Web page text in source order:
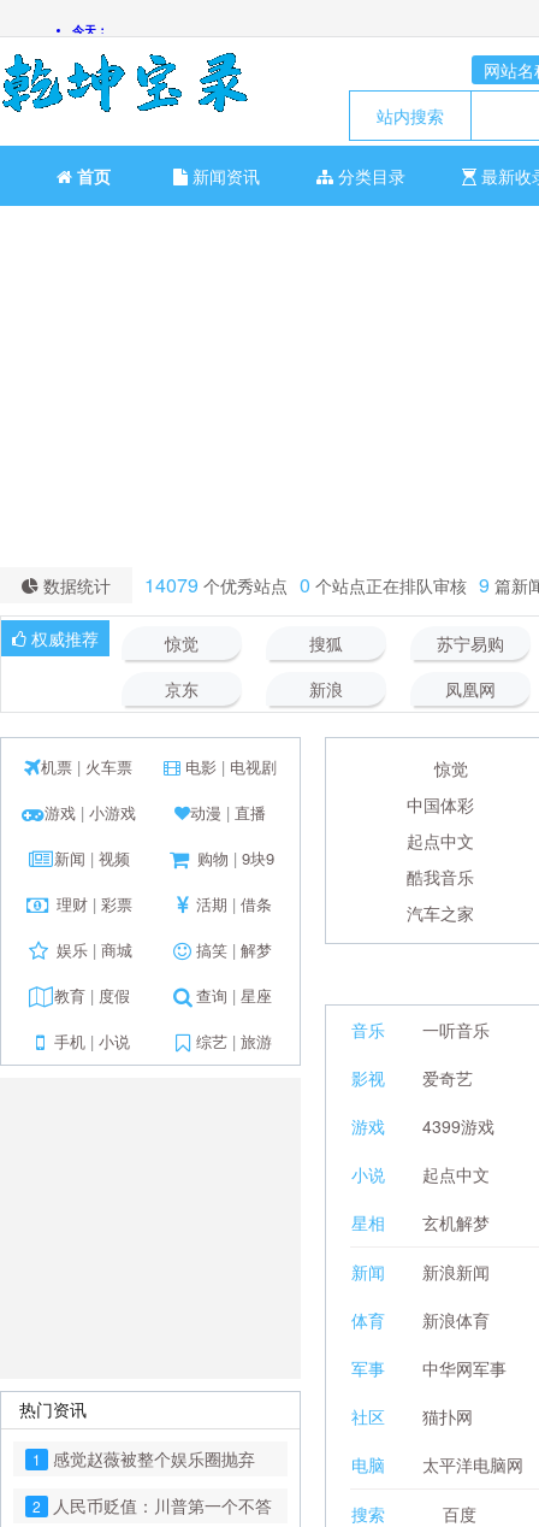
网站名
站内搜索
首页 新闻资讯 分类目录 最新收
数据统计 14079 个优秀站点 0 个站点正在排队审核 9 篇新
权威推荐 惊觉 搜狐 苏宁易购
京东 新浪 凤凰网
惊觉
中国体彩
起点中文
酷我音乐
汽车之家
音乐
一听音乐
影视
爱奇艺
游戏
4399游戏
小说
起点中文
星相
玄机解梦
新闻
新浪新闻
体育
新浪体育
军事
中华网军事
社区
猫扑网
电脑
太平洋电脑网
搜索
百度
机票 | 火车票 电影 | 电视剧
游戏| 小游戏 动漫 | 直播
新闻 | 视频 购物 |9块9
理财| 彩票 活期 | 借条
娱乐| 商城 搞笑| 解梦
教育| 度假 查询 | 星座
手机| 小说 综艺| 旅游
热门资讯
1
感觉赵薇被整个娱乐圈抛弃
了！
2
人民币贬值：川普第一个不答